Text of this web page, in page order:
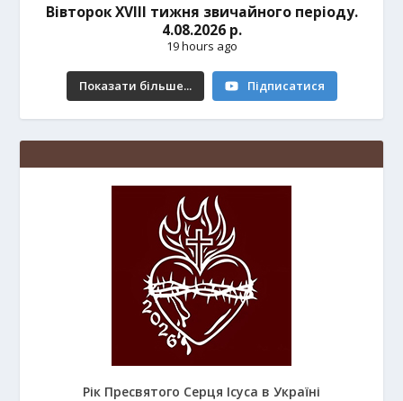
Вівторок ХVІІІ тижня звичайного періоду.
4.08.2026 р.
19 hours ago
Показати більше... Підписатися
Рік Пресвятого Серця Ісуса в Україні